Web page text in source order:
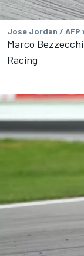
Jose Jordan / AFP
Marco
Racing